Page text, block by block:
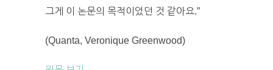
그게 이 논문의 목적이었던 것 같아요.”
(Quanta, Veronique Greenwood)